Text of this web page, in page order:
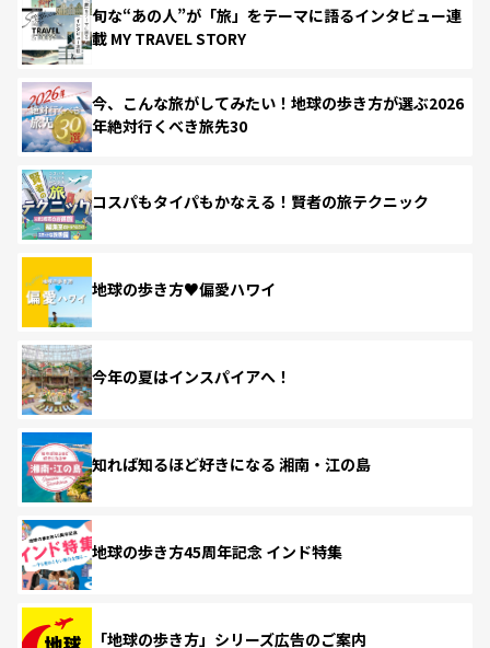
旬な“あの人”が「旅」をテーマに語るインタビュー連
載 MY TRAVEL STORY
今、こんな旅がしてみたい！地球の歩き方が選ぶ2026
年絶対行くべき旅先30
コスパもタイパもかなえる！賢者の旅テクニック
地球の歩き方♥偏愛ハワイ
今年の夏はインスパイアへ！
知れば知るほど好きになる 湘南・江の島
地球の歩き方45周年記念 インド特集
「地球の歩き方」シリーズ広告のご案内